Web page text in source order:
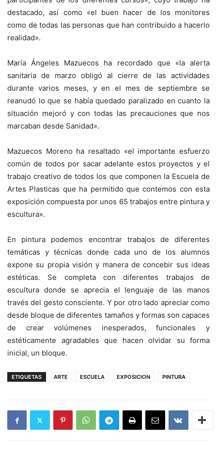
destacado, así como «el buen hacer de los monitores
como de todas las personas que han contribuido a hacerlo
realidad».
María Ángeles Mazuecos ha recordado que «la alerta
sanitaria de marzo obligó al cierre de las actividades
durante varios meses, y en el mes de septiembre se
reanudó lo que se había quedado paralizado en cuanto la
situación mejoró y con todas las precauciones que nos
marcaban desde Sanidad».
Mazuecos Moreno ha resaltado «el importante esfuerzo
común de todos por sacar adelante estos proyectos y el
trabajo creativo de todos los que componen la Escuela de
Artes Plasticas que ha permitido que contemos con esta
exposición compuesta por unos 65 trabajos entre pintura y
escultura».
En pintura podemos encontrar trabajos de diferentes
temáticas y técnicas donde cada uno de los alumnos
expone su propia visión y manera de concebir sus ideas
estéticas. Se completa con diferentes trabajos de
escultura donde se aprecia el lenguaje de las manos
través del gesto consciente. Y por otro lado apreciar como
desde bloque de diferentes tamaños y formas son capaces
de crear volúmenes inesperados, funcionales y
estéticamente agradables que hacen olvidar su forma
inicial, un bloque.
ETIQUETAS ARTE ESCUELA EXPOSICION PINTURA